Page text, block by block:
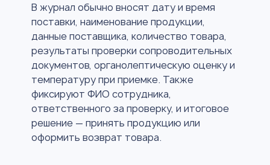
В журнал обычно вносят дату и время
поставки, наименование продукции,
данные поставщика, количество товара,
результаты проверки сопроводительных
документов, органолептическую оценку и
температуру при приемке. Также
фиксируют ФИО сотрудника,
ответственного за проверку, и итоговое
решение — принять продукцию или
оформить возврат товара.